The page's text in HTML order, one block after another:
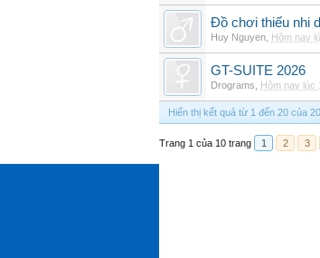
Đồ chơi thiếu nhi
Huy Nguyen Hôm nay
GT-SUITE 2026
Drograms Hôm nay lúc
Hiển thị kết quả từ 1 đến 20 của
Trang 1 của 10 trang 1 2 3